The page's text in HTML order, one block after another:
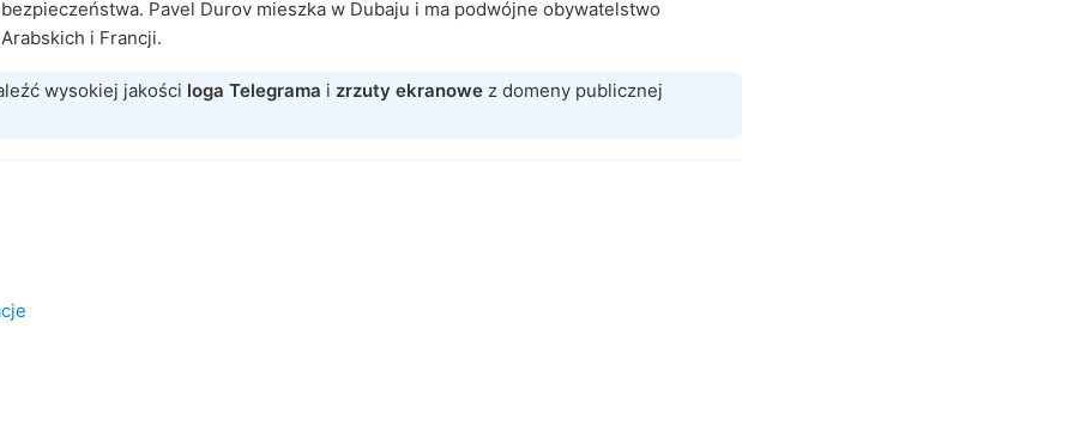
Pavel Durov mieszka w Dubaju i ma podwójne obywatelstwo
i Francji.
wysokiej jakości loga Telegrama i zrzuty ekranowe z domeny publicznej